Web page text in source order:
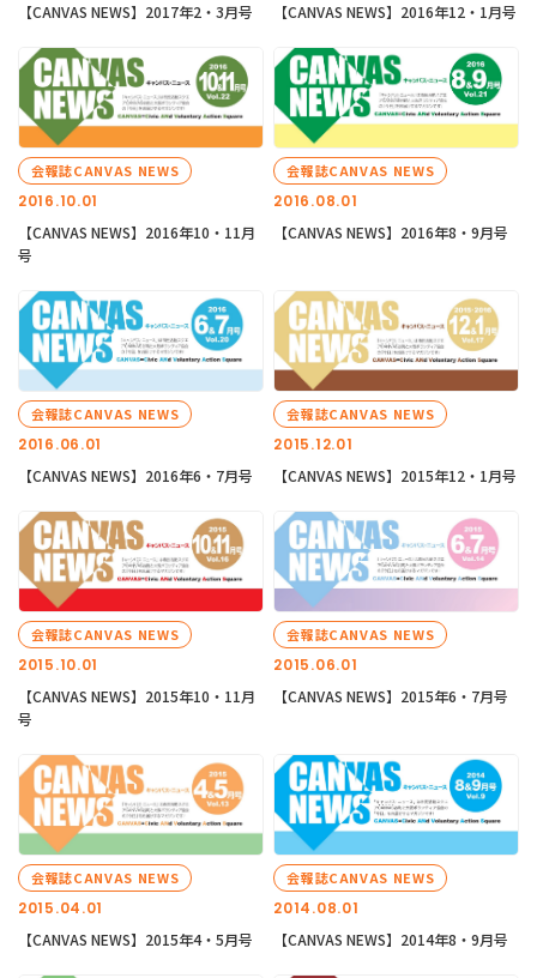
【CANVAS NEWS】2017年2・3月号 【CANVAS NEWS】2016年12・1月号
2016.10.01
会報誌CANVAS NEWS
【CANVAS NEWS】2016年10・11月
号
2016.08.01
会報誌CANVAS NEWS
【CANVAS NEWS】2016年8・9月号
2016.06.01
会報誌CANVAS NEWS
【CANVAS NEWS】2016年6・7月号
2015.12.01
会報誌CANVAS NEWS
【CANVAS NEWS】2015年12・1月号
2015.10.01
会報誌CANVAS NEWS
【CANVAS NEWS】2015年10・11月
号
2015.06.01
会報誌CANVAS NEWS
【CANVAS NEWS】2015年6・7月号
2015.04.01
会報誌CANVAS NEWS
【CANVAS NEWS】2015年4・5月号
2014.08.01
会報誌CANVAS NEWS
【CANVAS NEWS】2014年8・9月号